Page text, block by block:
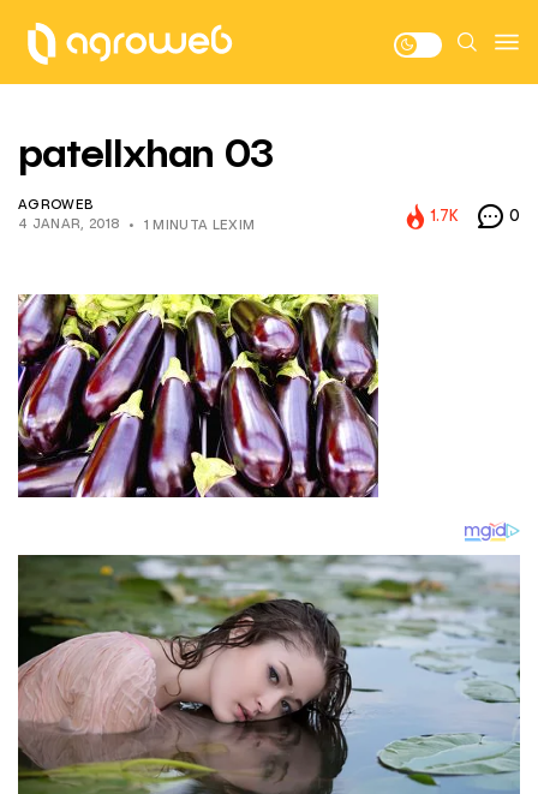
patellxhan 03
AGROWEB
4 JANAR, 2018
1 MINUTA LEXIM
1.7K 0